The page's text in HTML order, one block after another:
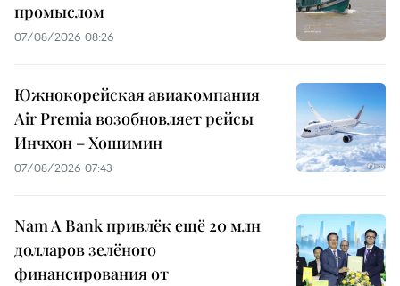
промыслом
07/08/2026 08:26
Южнокорейская авиакомпания
Air Premia возобновляет рейсы
Инчхон – Хошимин
07/08/2026 07:43
Nam A Bank привлёк ещё 20 млн
долларов зелёного
финансирования от